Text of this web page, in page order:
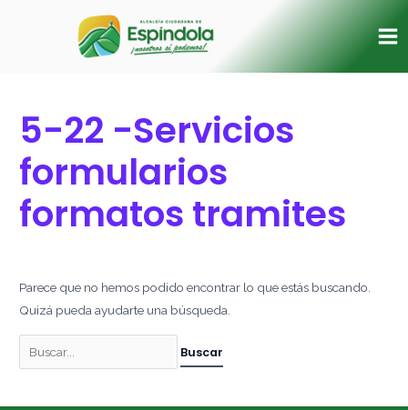
5-22 -Servicios
formularios
formatos tramites
Parece que no hemos podido encontrar lo que estás buscando.
Quizá pueda ayudarte una búsqueda.